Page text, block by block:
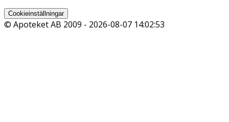
Cookieinställningar
© Apoteket AB 2009 - 2026-08-07 14:02:53